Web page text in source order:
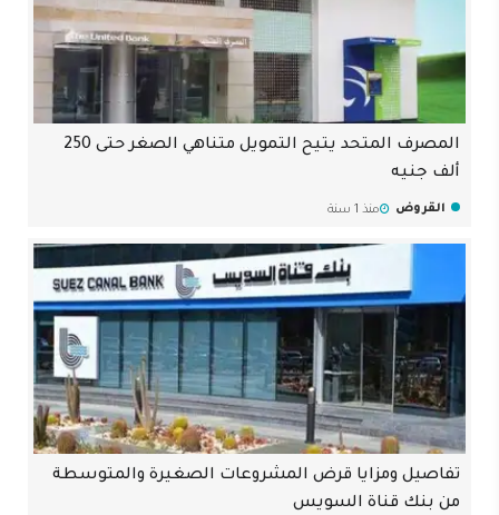
المصرف المتحد يتيح التمويل متناهي الصغر حتى 250
ألف جنيه
القروض منذ 1 سنة
تفاصيل ومزايا قرض المشروعات الصغيرة والمتوسطة
من بنك قناة السويس